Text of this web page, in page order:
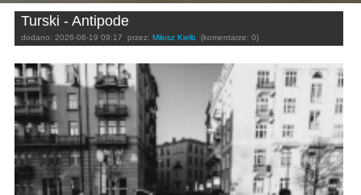
Turski - Antipode
dodano: 2026-06-19 09:17 przez: Miłosz Kiełb (komentarze: 0)